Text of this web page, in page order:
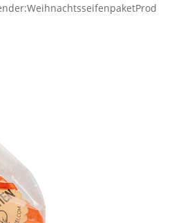
WeihnachtsseifenpaketProd